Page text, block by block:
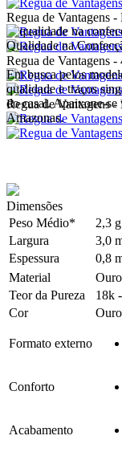
Regua de Vantagens
Regua de Vantagens
Regua de Vantagens
Qualidade na
Em busca pelos
qualidade e traços
do casal. Apaixone-
Amazonas.
Dimensões
Peso Médio*
2,3
Largura
3,0
Espessura
0,8
Material
Teor da Pureza
18k
Cor
Formato externo
Conforto
Acabamento